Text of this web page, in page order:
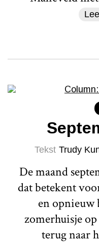
Tekst Trudy
De maand
dat betekent
en opnieuw
zomerhuisje
terug naar